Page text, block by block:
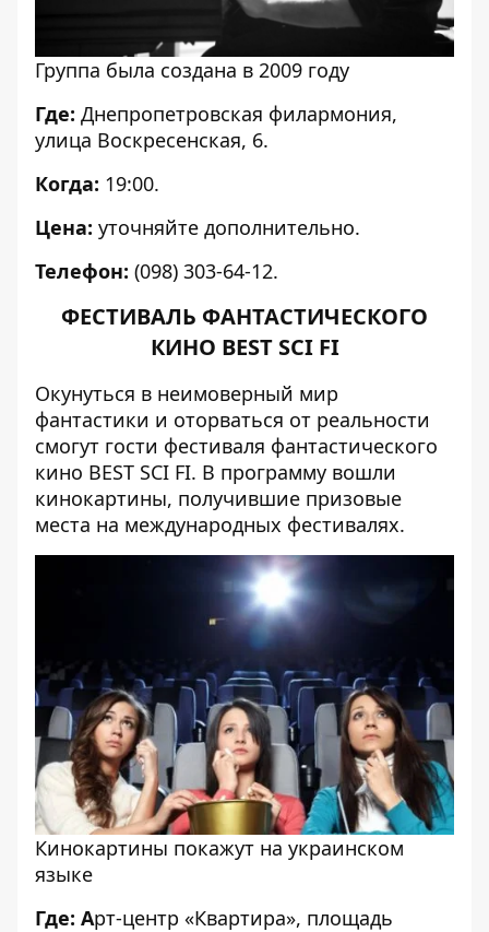
Группа была создана в 2009 году
Где: Днепропетровская филармония,
улица Воскресенская, 6.
Когда: 19:00.
Цена: уточняйте дополнительно.
Телефон: (098) 303-64-12.
ФЕСТИВАЛЬ ФАНТАСТИЧЕСКОГО
КИНО BEST SCI FI
Окунуться в неимоверный мир
фантастики и оторваться от реальности
смогут гости фестиваля фантастического
кино BEST SCI FI. В программу вошли
кинокартины, получившие призовые
места на международных фестивалях.
Кинокартины покажут на украинском
языке
Где: Арт-центр «Квартира», площадь